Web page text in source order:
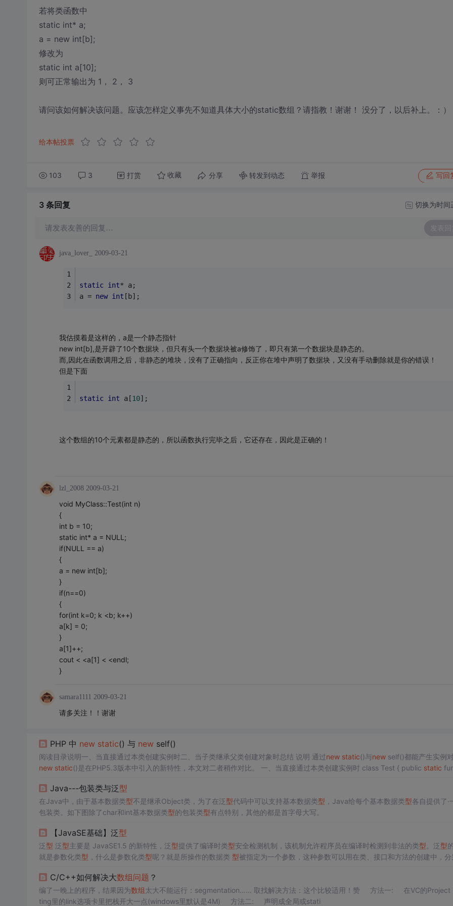
若将类函数中
static int* a;
a = new int[b];
修改为
static int a[10];
则可正常输出为 1， 2， 3
请问该如何解决该问题。应该怎样定义事先不知道具体大小的static数组？请指教！谢谢！ 没分了，以后补上。：）
给本帖投票
103 3 打赏 收藏 分享 转发到动态 举报 写回
3 条回复 切换为时间
请发表友善的回复… 发表回
java_lover_ 2009-03-21
static int* a;
a = new int [b];
我估摸着是这样的，a是一个静态指针
new int[b],是开辟了10个数据块，但只有头一个数据块被a修饰了，即只有第一个数据块是静态的。
而,因此在函数调用之后，非静态的堆块，没有了正确指向，反正你在堆中声明了数据块，又没有手动删除就是你的错误！
但是下面
static int a[10];
这个数组的10个元素都是静态的，所以函数执行完毕之后，它还存在，因此是正确的！
lzl_2008 2009-03-21
void MyClass::Test(int n)
{
int b = 10;
static int* a = NULL;
if(NULL == a)
{
a = new int[b];
}
if(n==0)
{
for(int k=0; k <b; k++)
a[k] = 0;
}
a[1]++;
cout < <a[1] < <endl;
}
samara1111 2009-03-21
请多关注！！谢谢
PHP 中 new static() 与 newself()
阅读目录说明一、当直接通过本类创建实例时二、当子类继承父类创建对象时总结 说明 通过new static()与newself()都能产生实例
new static ()是在PHP5.3版本中引入的新特性，本文对二者稍作对比。 一、当直接通过本类创建实例时 class Test { public static
Java---包装类与泛型
在Java中，由于基本数据类型不是继承Object类，为了在泛型代码中可以支持基本数据类型 ，Java给每个基本数据类型各自提供了·
包装类。如下图除了char和int基本数据类型的包装类型有点特别，其他的都是首字母大写。
【JavaSE基础】泛型
泛型 泛型主要是 JavaSE1.5 的新特性，泛型提供了编译时类型安全检测机制，该机制允许程序员在编译时检测到非法的类型 。泛型
就是参数化类型 ，什么是参数化类型呢？就是所操作的数据类 型被指定为一个参数，这种参数可以用在类、接口和方法的创建中，分
行排序，该如何实现？ ...
C/C++如何解决大数组问题 ？
编了一晚上的程序，结果因为数组太大不能运行：segmentation…… 取找解决方法：这个比较适用！赞 方法一: 在VC的Project set
ting里的link选项卡里把栈开大一点(windows里默认是4M) 方法二: 声明成全局或stati